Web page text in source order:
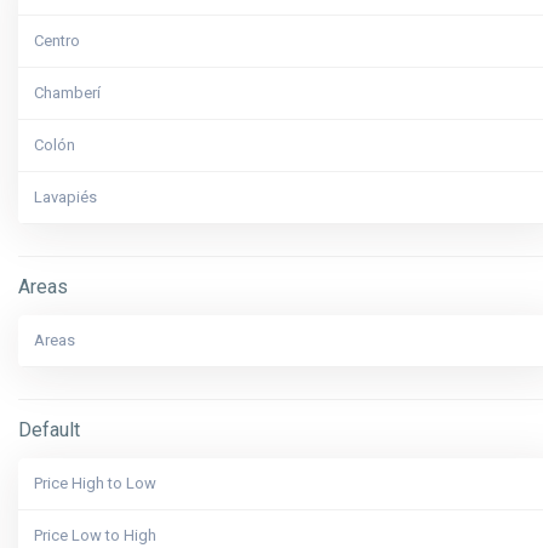
Centro
Chamberí
Colón
Lavapiés
Areas
Areas
Default
Price High to Low
Price Low to High